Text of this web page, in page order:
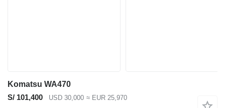
Komatsu WA470
S/ 101,400
USD 30,000 ≈ EUR 25,970